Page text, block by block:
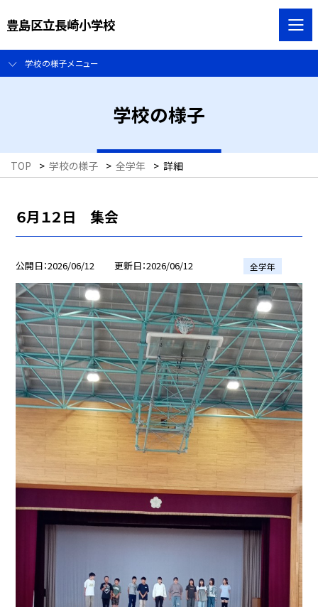
豊島区立長崎小学校
学校の様子メニュー
学校の様子
TOP > 学校の様子 > 全学年 > 詳細
６月１２日 集会
公開日 2026/06/12 更新日 2026/06/12 全学年